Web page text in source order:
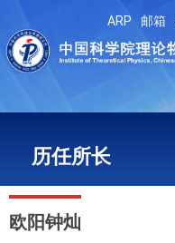
ARP 邮箱
历任所长
欧阳钟灿